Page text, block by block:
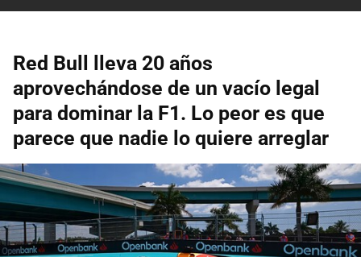
Red Bull lleva 20 años
aprovechándose de un vacío legal
para dominar la F1. Lo peor es que
parece que nadie lo quiere arreglar